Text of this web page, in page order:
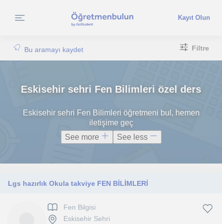
Kayıt Olun
Bu aramayı kaydet Filtre
Eskisehir sehri Fen Bilimleri özel ders
Eskisehir sehri Fen Bilimleri öğretmeni bul, hemen
iletişime geç
See more
See less
Lgs hazırlık Okula takviye FEN BİLİMLERİ
Fen Bilgisi
Eskisehir Sehri